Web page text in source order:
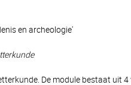
en archeologie'
De module bestaat uit